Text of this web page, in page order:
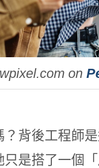
on
？背後工程師
是搭了一個